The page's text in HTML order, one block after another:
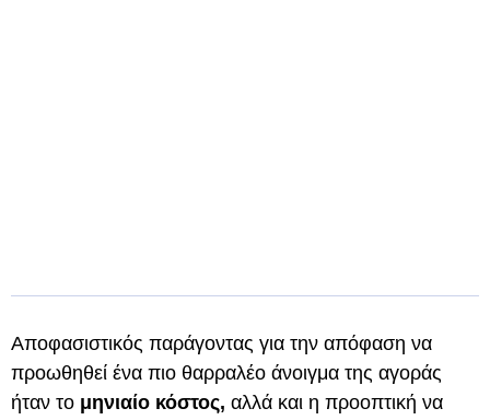
Αποφασιστικός παράγοντας για την απόφαση να
προωθηθεί ένα πιο θαρραλέο άνοιγμα της αγοράς
ήταν το μηνιαίο κόστος, αλλά και η προοπτική να